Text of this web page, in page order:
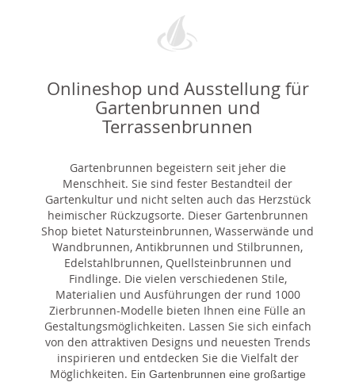
Onlineshop und Ausstellung für
Gartenbrunnen und
Terrassenbrunnen
Gartenbrunnen begeistern seit jeher die
Menschheit. Sie sind fester Bestandteil der
Gartenkultur und nicht selten auch das Herzstück
heimischer Rückzugsorte. Dieser Gartenbrunnen
Shop bietet Natursteinbrunnen, Wasserwände und
Wandbrunnen, Antikbrunnen und Stilbrunnen,
Edelstahlbrunnen, Quellsteinbrunnen und
Findlinge. Die vielen verschiedenen Stile,
Materialien und Ausführungen der rund 1000
Zierbrunnen-Modelle bieten Ihnen eine Fülle an
Gestaltungsmöglichkeiten. Lassen Sie sich einfach
von den attraktiven Designs und neuesten Trends
inspirieren und entdecken Sie die Vielfalt der
Möglichkeiten. Ein Gartenbrunnen eine großartige